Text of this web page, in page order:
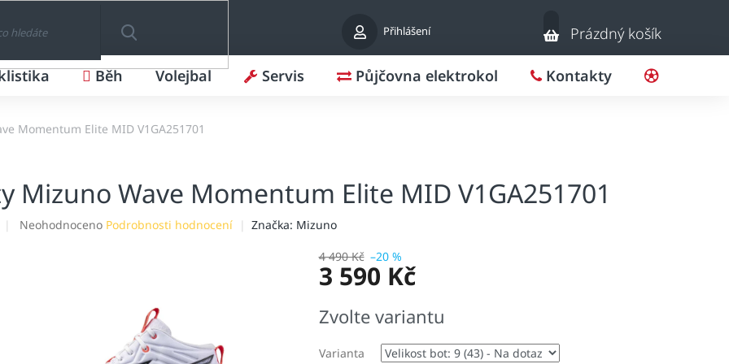
Přihlášení
HLEDAT
Nákupní
košík
Prázdný košík
Běh Volejbal Servis Půjčovna elektrokol Kontakty
Momentum Elite MID V1GA251701
Mizuno Wave Momentum Elite MID V1GA251701
Průměrné
Neohodnoceno Podrobnosti hodnocení Značka: Mizuno
4 490 Kč –20 %
3 590 Kč
cena:
Zvolte variantu
Varianta